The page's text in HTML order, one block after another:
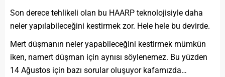
Son derece tehlikeli olan bu HAARP teknolojisiyle daha
neler yapılabileceğini kestirmek zor. Hele hele bu devirde.
Mert düşmanın neler yapabileceğini kestirmek mümkün
iken, namert düşman için aynısı söylenemez. Bu yüzden
14 Ağustos için bazı sorular oluşuyor kafamızda…